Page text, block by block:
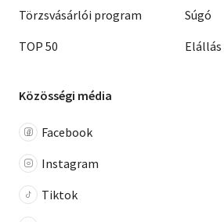
Törzsvásárlói program
TOP 50
Súgó
Elállás
Közösségi média
Facebook
Instagram
Tiktok